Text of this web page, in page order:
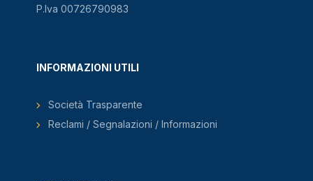
P.Iva 00726790983
INFORMAZIONI UTILI
Società Trasparente
Reclami / Segnalazioni / Informazioni